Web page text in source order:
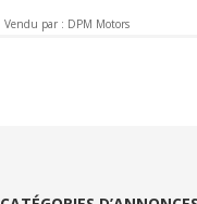
Vendu par : DPM Motors